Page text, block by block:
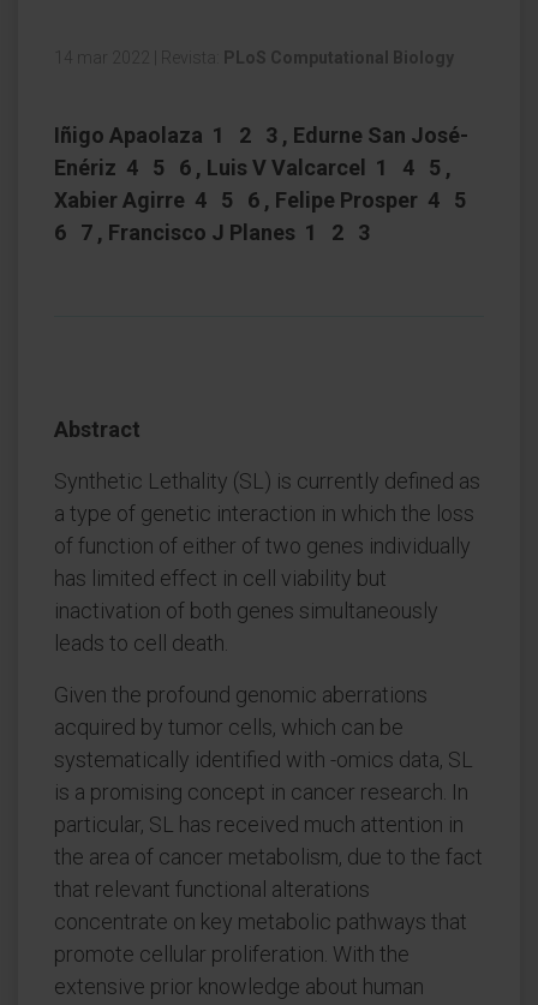
14 mar 2022 Revista: PLoS Computational Biology
Iñigo Apaolaza 1 2 3 , Edurne San José-
Enériz 4 5 6 , Luis V Valcarcel 1 4 5 ,
Xabier Agirre 4 5 6 , Felipe Prosper 4 5
6 7 , Francisco J Planes 1 2 3
Abstract
Synthetic Lethality (SL) is currently defined as
a type of genetic interaction in which the loss
of function of either of two genes individually
has limited effect in cell viability but
inactivation of both genes simultaneously
leads to cell death.
Given the profound genomic aberrations
acquired by tumor cells, which can be
systematically identified with -omics data, SL
is a promising concept in cancer research. In
particular, SL has received much attention in
the area of cancer metabolism, due to the fact
that relevant functional alterations
concentrate on key metabolic pathways that
promote cellular proliferation. With the
extensive prior knowledge about human